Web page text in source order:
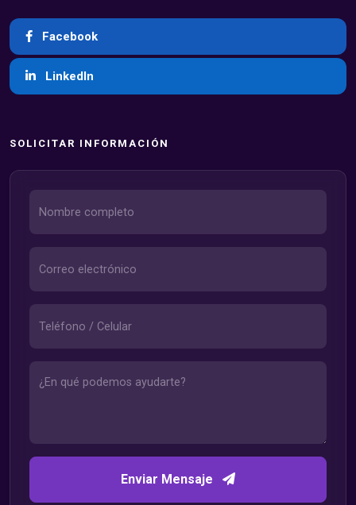
Facebook
LinkedIn
SOLICITAR INFORMACIÓN
Enviar Mensaje